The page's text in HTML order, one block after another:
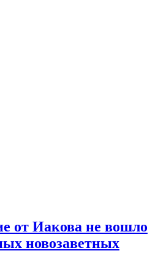
от Иакова не вошло
новозаветных